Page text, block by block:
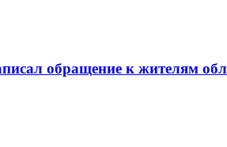
обращение к жителям